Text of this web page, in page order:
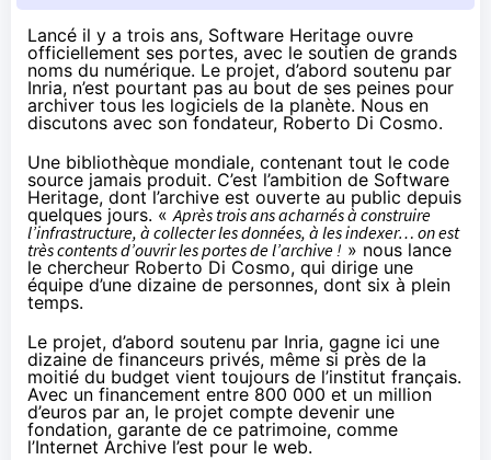
Lancé il y a trois ans, Software Heritage ouvre
officiellement ses portes, avec le soutien de grands
noms du numérique. Le projet, d’abord soutenu par
Inria, n’est pourtant pas au bout de ses peines pour
archiver tous les logiciels de la planète. Nous en
discutons avec son fondateur, Roberto Di Cosmo.
Une bibliothèque mondiale, contenant tout le code
source jamais produit. C’est l’ambition de Software
Heritage, dont l’archive est ouverte au public depuis
quelques jours. «Après trois ans acharnés à construire
l’infrastructure, à collecter les données, à les indexer… on est
très contents d’ouvrir les portes de l’archive ! » nous lance
le chercheur Roberto Di Cosmo, qui dirige une
équipe d’une dizaine de personnes, dont six à plein
temps.
Le projet, d’abord soutenu par Inria, gagne ici une
dizaine de financeurs privés, même si près de la
moitié du budget vient toujours de l’institut français.
Avec un financement entre 800 000 et un million
d’euros par an, le projet compte devenir une
fondation, garante de ce patrimoine, comme
l’Internet Archive l’est pour le web.